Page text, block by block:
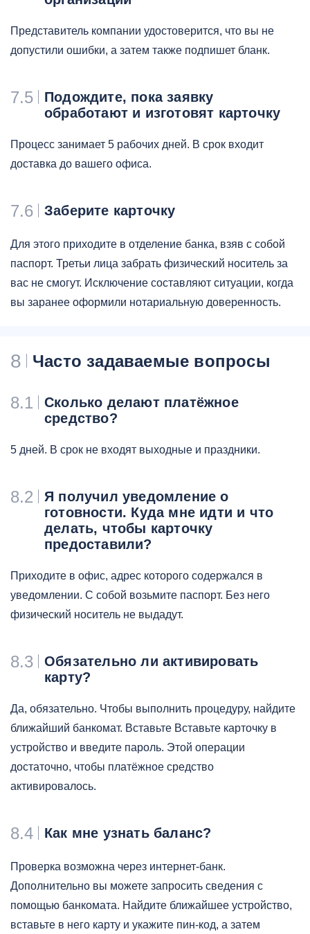
Представитель компании удостоверится, что вы не
допустили ошибки, а затем также подпишет бланк.
7.5
Подождите, пока заявку
обработают и изготовят карточку
Процесс занимает 5 рабочих дней. В срок входит
доставка до вашего офиса.
7.6 Заберите карточку
Для этого приходите в отделение банка, взяв с собой
паспорт. Третьи лица забрать физический носитель за
вас не смогут. Исключение составляют ситуации, когда
вы заранее оформили нотариальную доверенность.
8 Часто задаваемые вопросы
8.1
Сколько делают платёжное
средство?
5 дней. В срок не входят выходные и праздники.
8.2
Я получил уведомление о
готовности. Куда мне идти и что
делать, чтобы карточку
предоставили?
Приходите в офис, адрес которого содержался в
уведомлении. С собой возьмите паспорт. Без него
физический носитель не выдадут.
8.3
Обязательно ли активировать
карту?
Да, обязательно. Чтобы выполнить процедуру, найдите
ближайший банкомат. Вставьте Вставьте карточку в
устройство и введите пароль. Этой операции
достаточно, чтобы платёжное средство
активировалось.
8.4 Как мне узнать баланс?
Проверка возможна через интернет-банк.
Дополнительно вы можете запросить сведения с
помощью банкомата. Найдите ближайшее устройство,
вставьте в него карту и укажите пин-код, а затем